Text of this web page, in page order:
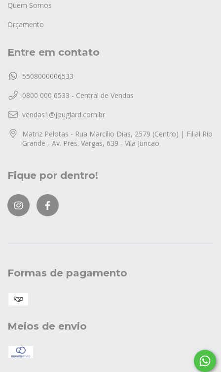
Quem Somos
Orçamento
Entre em contato
5508000006533
0800 000 6533 - Central de Vendas
vendas1@jouglard.com.br
Matriz Pelotas - Rua Marcílio Dias, 2579 (Centro) | Filial Rio
Grande - Av. Pres. Vargas, 639 - Vila Juncao.
Fique por dentro!
Formas de pagamento
Meios de envio